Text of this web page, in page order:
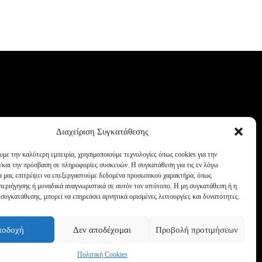
Διαχείριση Συγκατάθεσης
την καλύτερη εμπειρία, χρησιμοποιούμε τεχνολογίες όπως cookies για την
την πρόσβαση σε πληροφορίες συσκευών. Η συγκατάθεση για τις εν λόγω
μας επιτρέψει να επεξεργαστούμε δεδομένα προσωπικού χαρακτήρα, όπως
ή μοναδικά αναγνωριστικά σε αυτόν τον ιστότοπο. Η μη συγκατάθεση ή η
μπορεί να επηρεάσει αρνητικά ορισμένες λειτουργίες και δυνατότητες.
Δεν αποδέχομαι Προβολή προτιμήσεων
Πολιτική Cookies